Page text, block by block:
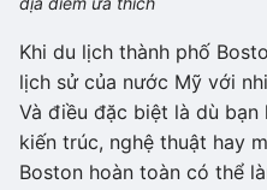
Khi du lịch thành phố
lịch sử của nước Mỹ với
Và điều đặc biệt là dù
kiến trúc, nghệ thuật hay
Boston hoàn toàn có thể